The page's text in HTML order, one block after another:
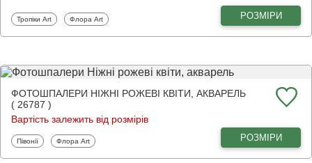
Фотошпалери
Тропіки Art Фотошпалери
Флора Art РОЗМІРИ
ФОТОШПАЛЕРИ НІЖНІ РОЖЕВІ КВІТИ, АКВАРЕЛЬ
( 26787 )
Вартість залежить від розмірів
Фотошпалери
Півонії Фотошпалери
Флора Art РОЗМІРИ